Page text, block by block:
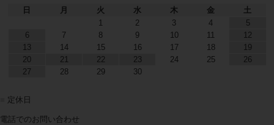
日
月 火 水 木 金
土
1
2 3 4
5
6
7 8 9 10 11
12
13
14 15 16 17 18
19
20
21 22 23 24 25
26
27
28 29 30
定休日
電話でのお問い合わせ